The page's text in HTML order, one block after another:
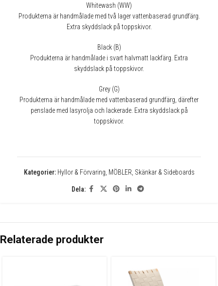
Whitewash (WW)
Produkterna är handmålade med två lager vattenbaserad grundfärg.
Extra skyddslack på toppskivor.
Black (B)
Produkterna är handmålade i svart halvmatt lackfärg. Extra
skyddslack på toppskivor.
Grey (G)
Produkterna är handmålade med vattenbaserad grundfärg, därefter
penslade med lasyrolja och lackerade. Extra skyddslack på
toppskivor.
Kategorier: Hyllor & Förvaring, MÖBLER, Skänkar & Sideboards
Dela:
Relaterade produkter